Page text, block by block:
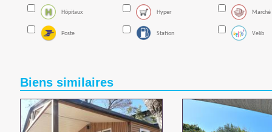
Hôpitaux Hyper Marché
Poste Station Velib
Biens similaires